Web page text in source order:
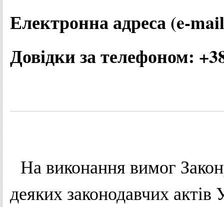
Електронна адреса (e-
Довідки за телефоном:
Навиконання вимог
деяких законодавчих актів